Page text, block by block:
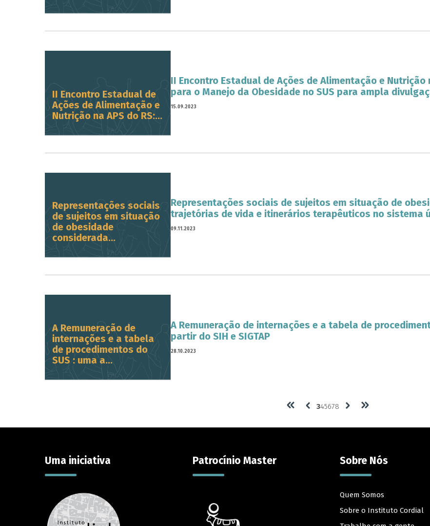
II Encontro Estadual de
Ações de Alimentação e
Nutrição na APS do RS:...
II Encontro Estadual de Ações de Alimentação e Nutrição
para o Manejo da Obesidade no SUS para ampla
15.09.2023
Representações sociais
de sujeitos em situação
de obesidade
considerada...
Representações sociais de sujeitos em situação de
trajetórias de vida e itinerários terapêuticos no sistema
09.11.2023
A Remuneração de
internações e a tabela
de procedimentos do
SUS : uma a...
A Remuneração de internações e a tabela de
partir do SIH e SIGTAP
28.10.2023
345678
Uma iniciativa Patrocínio Master Sobre Nós
Quem Somos
Sobre o Instituto Cordial